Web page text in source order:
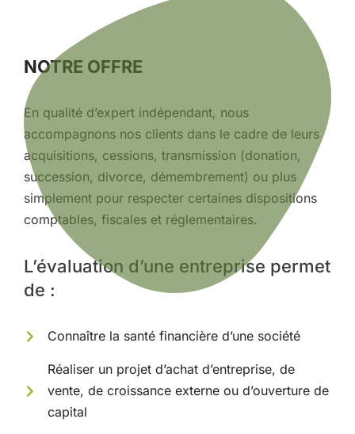
NOTRE OFFRE
En qualité d’expert indépendant, nous
accompagnons nos clients dans le cadre de leurs
acquisitions, cessions, transmission (donation,
succession, divorce, démembrement) ou plus
simplement pour respecter certaines dispositions
comptables, fiscales et réglementaires.
L’évaluation d’une entreprise permet
de :
Connaître la santé financière d’une société
Réaliser un projet d’achat d’entreprise, de
vente, de croissance externe ou d’ouverture de
capital